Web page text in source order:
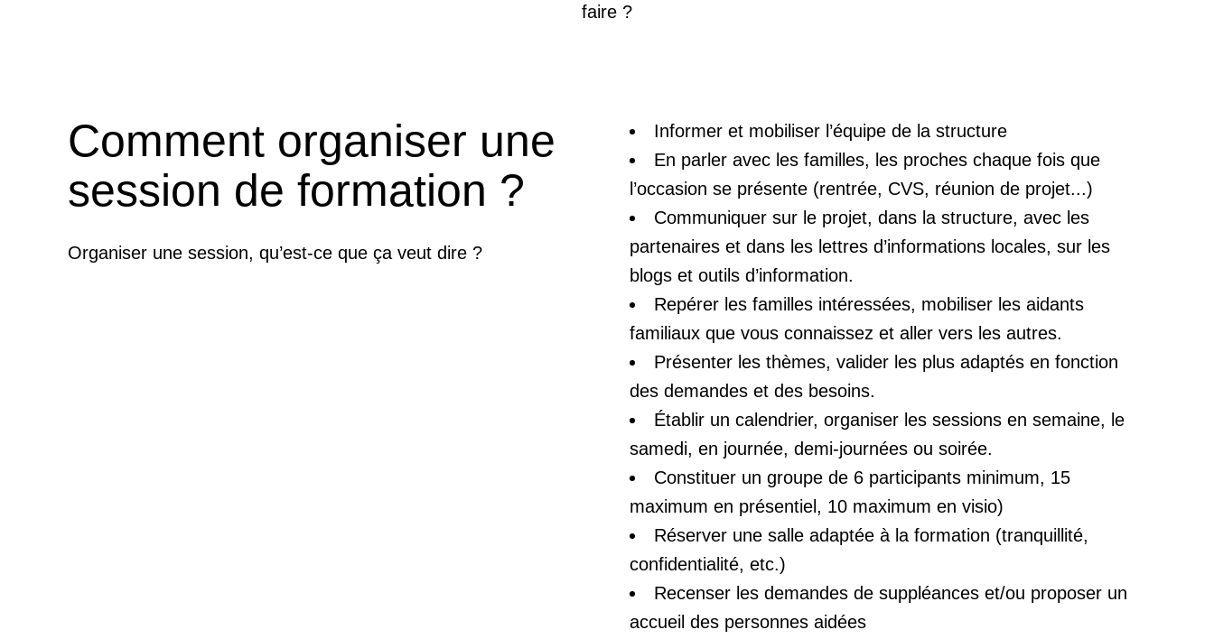
faire ?
Comment organiser une
session de formation ?
Organiser une session, qu’est-ce que ça veut dire ?
Informer et mobiliser l’équipe de la structure
En parler avec les familles, les proches chaque fois que
l’occasion se présente (rentrée, CVS, réunion de projet...)
Communiquer sur le projet, dans la structure, avec les
partenaires et dans les lettres d’informations locales, sur les
blogs et outils d’information.
Repérer les familles intéressées, mobiliser les aidants
familiaux que vous connaissez et aller vers les autres.
Présenter les thèmes, valider les plus adaptés en fonction
des demandes et des besoins.
Établir un calendrier, organiser les sessions en semaine, le
samedi, en journée, demi-journées ou soirée.
Constituer un groupe de 6 participants minimum, 15
maximum en présentiel, 10 maximum en visio)
Réserver une salle adaptée à la formation (tranquillité,
confidentialité, etc.)
Recenser les demandes de suppléances et/ou proposer un
accueil des personnes aidées